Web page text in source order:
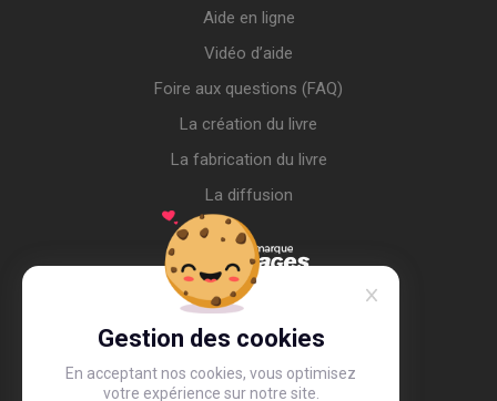
Gestion des cookies
En acceptant nos cookies, vous optimisez
votre expérience sur notre site.
Aide en ligne
Vidéo d’aide
Foire aux questions (FAQ)
La création du livre
La fabrication du livre
La diffusion